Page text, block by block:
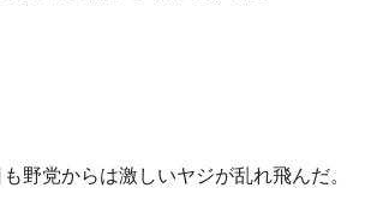
野党からは激しいヤジが乱れ飛んだ。